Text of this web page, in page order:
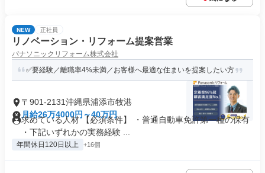
NEW 正社員
リノベーション・リフォーム提案営業
パナソニックリフォーム株式会社
✅要経験／離職率4%未満／お客様へ最適な住まいを提案したい方
〒901-2131沖縄県浦添市牧港
月給26万4000円～40万円
求めている人材 【必須条件】 ・普通自動車免許第一種の保有
・下記いずれかの実務経験 ...
年間休日120日以上 +16個